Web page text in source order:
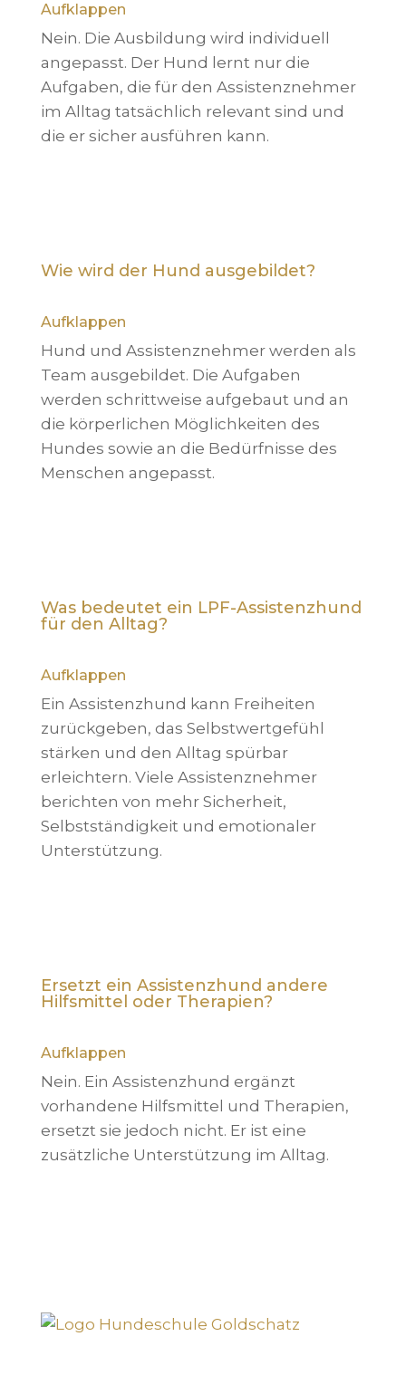
Aufklappen
Nein. Die Ausbildung wird individuell
angepasst. Der Hund lernt nur die
Aufgaben, die für den Assistenznehmer
im Alltag tatsächlich relevant sind und
die er sicher ausführen kann.
Wie wird der Hund ausgebildet?
Aufklappen
Hund und Assistenznehmer werden als
Team ausgebildet. Die Aufgaben
werden schrittweise aufgebaut und an
die körperlichen Möglichkeiten des
Hundes sowie an die Bedürfnisse des
Menschen angepasst.
Was bedeutet ein LPF-Assistenzhund
für den Alltag?
Aufklappen
Ein Assistenzhund kann Freiheiten
zurückgeben, das Selbstwertgefühl
stärken und den Alltag spürbar
erleichtern. Viele Assistenznehmer
berichten von mehr Sicherheit,
Selbstständigkeit und emotionaler
Unterstützung.
Ersetzt ein Assistenzhund andere
Hilfsmittel oder Therapien?
Aufklappen
Nein. Ein Assistenzhund ergänzt
vorhandene Hilfsmittel und Therapien,
ersetzt sie jedoch nicht. Er ist eine
zusätzliche Unterstützung im Alltag.